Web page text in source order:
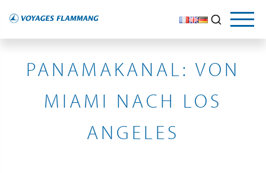
PANAMAKANAL: VON
MIAMI NACH LOS
ANGELES